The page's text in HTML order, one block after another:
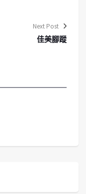
Next Post
佳美腳蹤